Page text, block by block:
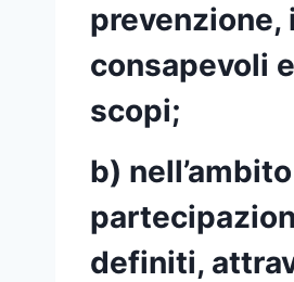
consapevoli
scopi;
b)
definiti,